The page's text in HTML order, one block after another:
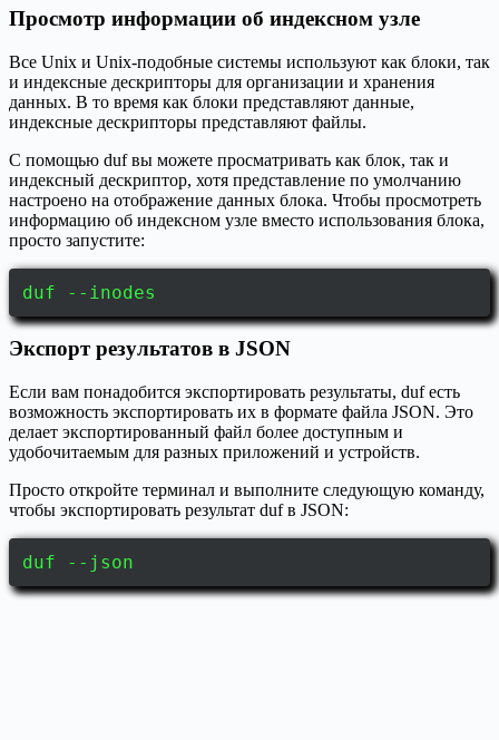
Просмотр информации об индексном узле
Все Unix и Unix-подобные системы используют как блоки, так
и индексные дескрипторы для организации и хранения
данных. В то время как блоки представляют данные,
индексные дескрипторы представляют файлы.
С помощью duf вы можете просматривать как блок, так и
индексный дескриптор, хотя представление по умолчанию
настроено на отображение данных блока. Чтобы просмотреть
информацию об индексном узле вместо использования блока,
просто запустите:
duf --inodes
Экспорт результатов в JSON
Если вам понадобится экспортировать результаты, duf есть
возможность экспортировать их в формате файла JSON. Это
делает экспортированный файл более доступным и
удобочитаемым для разных приложений и устройств.
Просто откройте терминал и выполните следующую команду,
чтобы экспортировать результат duf в JSON:
duf --json